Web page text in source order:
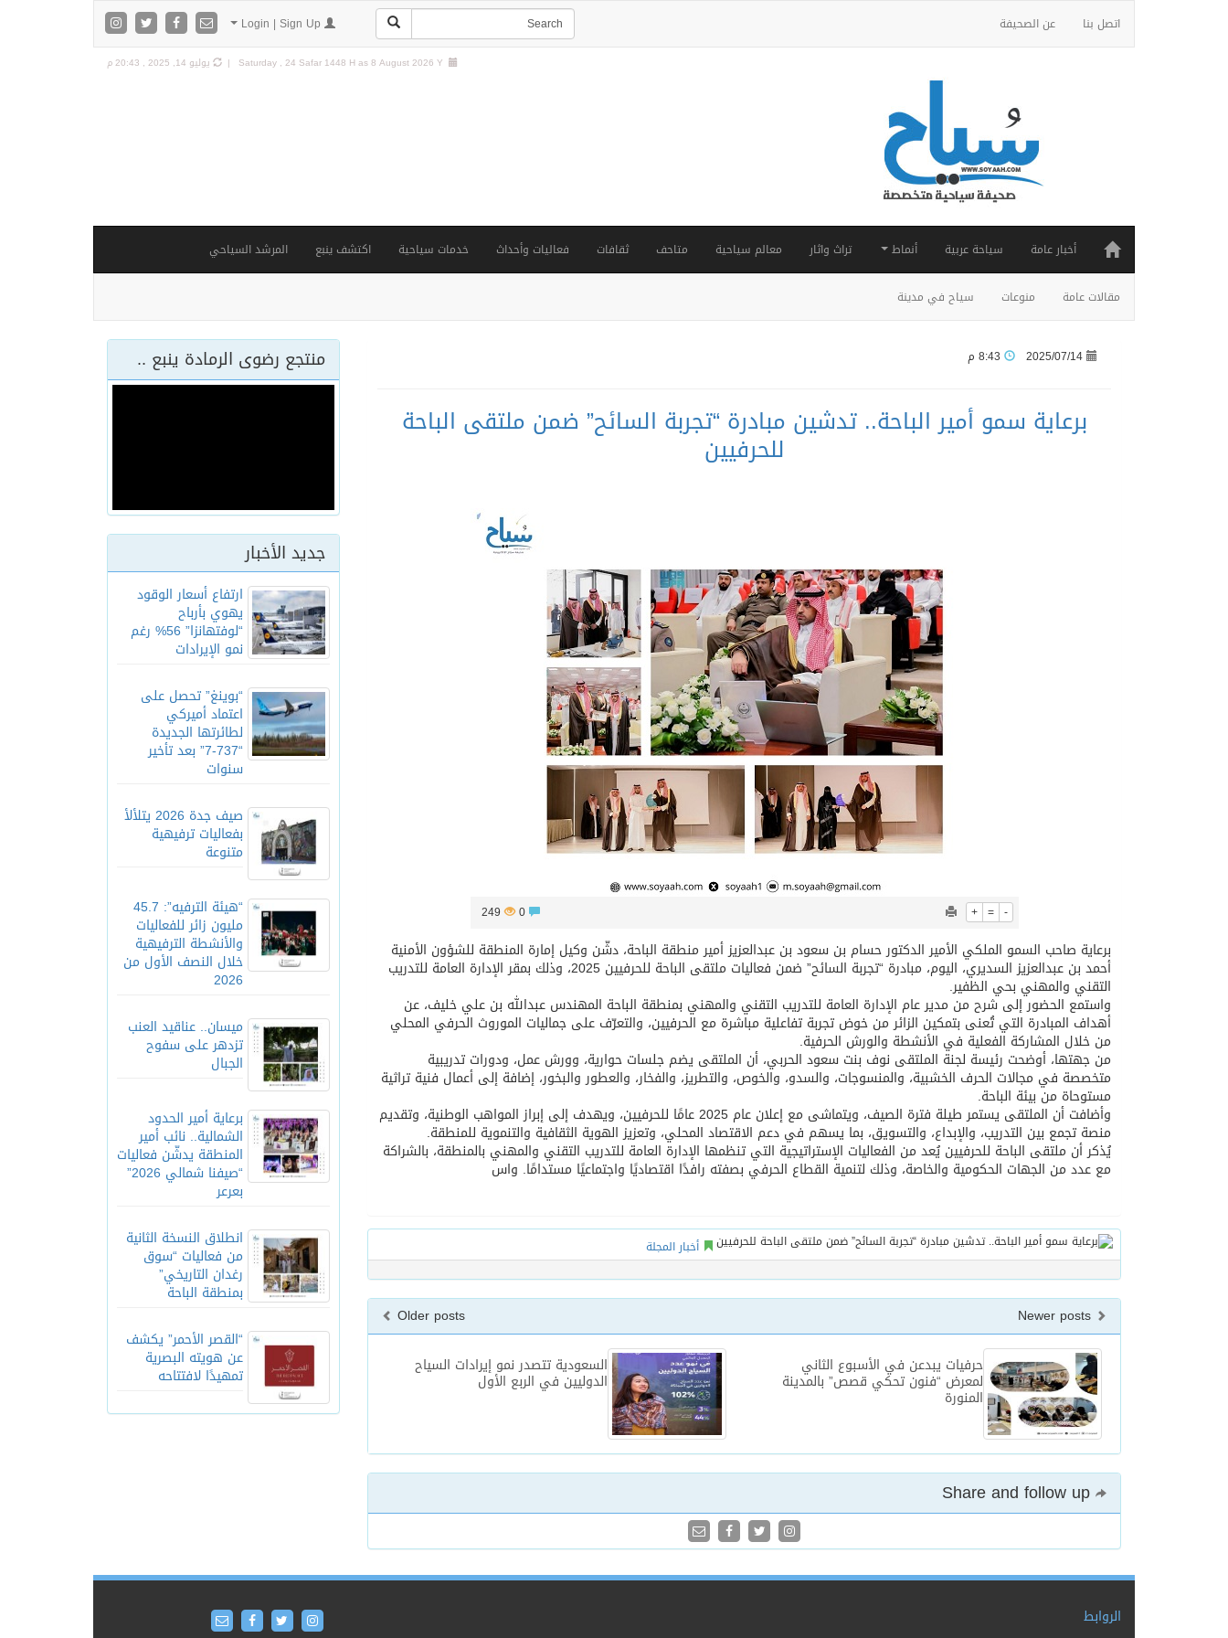
اتصل بنا عن الصحيفة
Saturday , 24 Safar 1448 H as8 August 2026 Y | يوليو 14, 2025 , 20:43 م
أخبار عامة سياحة عربية أنماط تراث واثار معالم سياحية متاحف ثقافات فعاليات وأحداث خدمات سياحية اكتشف ينبع المرشد السياحي
مقالات عامة منوعات سياح في مدينة
منتجع رضوى الرمادة ينبع ..
جديد الأخبار
ارتفاع أسعار الوقود
يهوي بأرباح
“لوفتهانزا” 56% رغم
نمو الإيرادات
“بوينغ” تحصل على
اعتماد أميركي
لطائرتها الجديدة
“737-7” بعد تأخير
سنوات
صيف جدة 2026 يتلألأ
بفعاليات ترفيهية
متنوعة
“هيئة الترفيه”: 45.7
مليون زائر للفعاليات
والأنشطة الترفيهية
خلال النصف الأول من
2026
ميسان.. عناقيد العنب
تزدهر على سفوح
الجبال
برعاية أمير الحدود
الشمالية.. نائب أمير
المنطقة يدشّن فعاليات
“صيفنا شمالي 2026”
بعرعر
انطلاق النسخة الثانية
من فعاليات “سوق
رغدان التاريخي”
بمنطقة الباحة
“القصر الأحمر” يكشف
عن هويته البصرية
تمهيدًا لافتتاحه
2025/07/14
برعاية سمو أمير الباحة.. تدشين مبادرة “تجربة السائح” ضمن ملتقى الباحة
للحرفيين
+ = -
0
249
برعاية صاحب السمو الملكي الأمير الدكتور حسام بن سعود بن عبدالعزيز أمير منطقة الباحة، دشّن وكيل إمارة المنطقة للشؤون الأمنية
أحمد بن عبدالعزيز السديري، اليوم، مبادرة “تجربة السائح” ضمن فعاليات ملتقى الباحة للحرفيين 2025، وذلك بمقر الإدارة العامة للتدريب
التقني والمهني بحي الظفير.
واستمع الحضور إلى شرح من مدير عام الإدارة العامة للتدريب التقني والمهني بمنطقة الباحة المهندس عبدالله بن علي خليف، عن
أهداف المبادرة التي تُعنى بتمكين الزائر من خوض تجربة تفاعلية مباشرة مع الحرفيين، والتعرّف على جماليات الموروث الحرفي المحلي
من خلال المشاركة الفعلية في الأنشطة والورش الحرفية.
من جهتها، أوضحت رئيسة لجنة الملتقى نوف بنت سعود الحربي، أن الملتقى يضم جلسات حوارية، وورش عمل، ودورات تدريبية
متخصصة في مجالات الحرف الخشبية، والمنسوجات، والسدو، والخوص، والتطريز، والفخار، والعطور والبخور، إضافة إلى أعمال فنية تراثية
مستوحاة من بيئة الباحة.
وأضافت أن الملتقى يستمر طيلة فترة الصيف، ويتماشى مع إعلان عام 2025 عامًا للحرفيين، ويهدف إلى إبراز المواهب الوطنية، وتقديم
منصة تجمع بين التدريب، والإبداع، والتسويق، بما يسهم في دعم الاقتصاد المحلي، وتعزيز الهوية الثقافية والتنموية للمنطقة.
يُذكر أن ملتقى الباحة للحرفيين يُعد من الفعاليات الإستراتيجية التي تنظمها الإدارة العامة للتدريب التقني والمهني بالمنطقة، بالشراكة
مع عدد من الجهات الحكومية والخاصة، وذلك لتنمية القطاع الحرفي بصفته رافدًا اقتصاديًا واجتماعيًا مستدامًا. واس
أخبار المجلة
Older posts
السعودية تتصدر نمو إيرادات السياح
الدوليين في الربع الأول
حرفيات يبدعن في الأسبوع الثاني
لمعرض “فنون تحكي قصص” بالمدينة
المنورة
الروابط